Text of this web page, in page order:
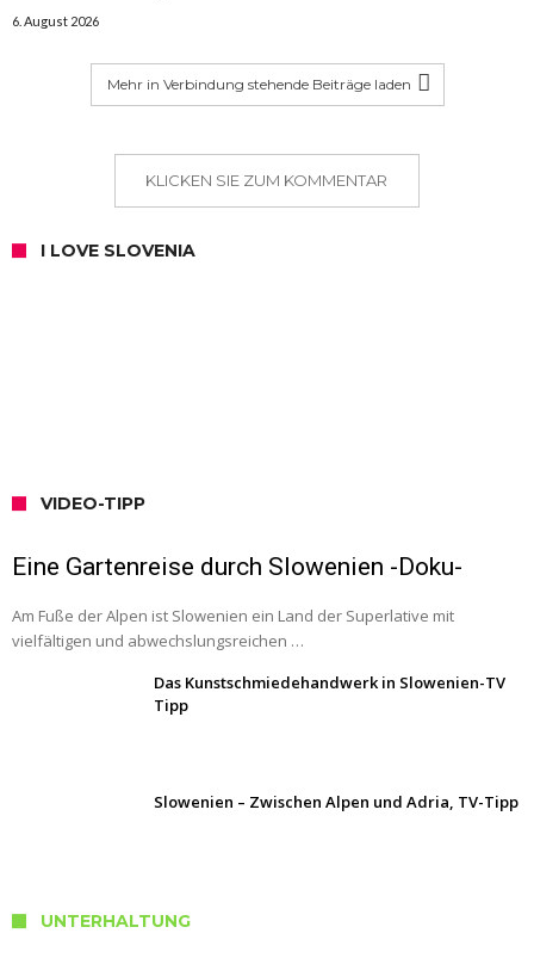
6. August 2026
Mehr in Verbindung stehende Beiträge laden
KLICKEN SIE ZUM KOMMENTAR
I LOVE SLOVENIA
VIDEO-TIPP
Eine Gartenreise durch Slowenien -Doku-
Am Fuße der Alpen ist Slowenien ein Land der Superlative mit
vielfältigen und abwechslungsreichen …
Das Kunstschmiedehandwerk in Slowenien-TV
Tipp
Slowenien – Zwischen Alpen und Adria, TV-Tipp
UNTERHALTUNG